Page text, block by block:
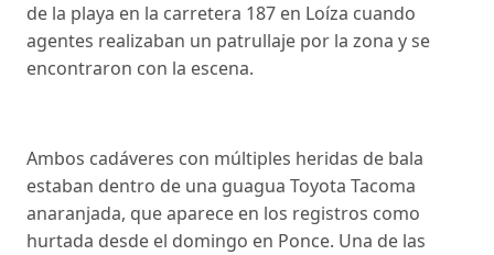
de la playa en la carretera 187 en Loíza cuando
agentes realizaban un patrullaje por la zona y se
encontraron con la escena.
Ambos cadáveres con múltiples heridas de bala
estaban dentro de una guagua Toyota Tacoma
anaranjada, que aparece en los registros como
hurtada desde el domingo en Ponce. Una de las